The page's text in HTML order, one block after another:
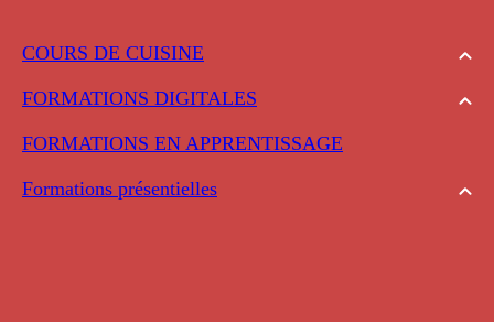
COURS DE CUISINE
FORMATIONS DIGITALES
FORMATIONS EN APPRENTISSAGE
Formations présentielles